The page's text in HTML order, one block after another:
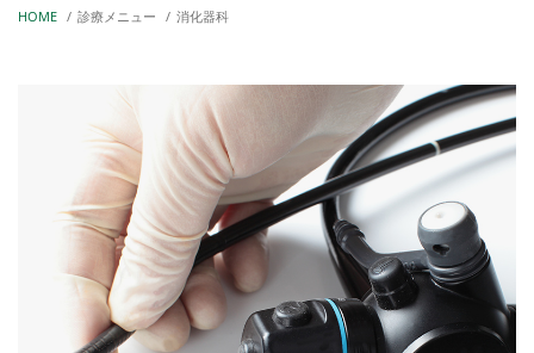
一般診療
コミュニティ・アニマルホ
スピタル
画像診断
循環器科
呼吸器科
腫瘍科
消化器科
お知らせ
HOME 診療メニュー 消化器科